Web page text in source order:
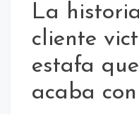
La
cliente
estafa
acaba